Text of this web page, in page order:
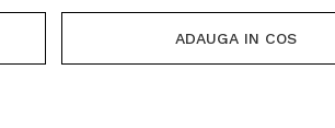
ADAUGA IN COS